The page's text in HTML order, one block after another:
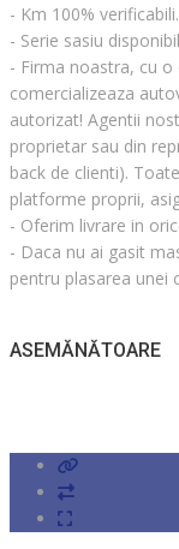
- Km 100%
- Serie sasiu
- Firma noastra, cu
comercializeaza
autorizat! Agentii
proprietar sau din
back de clienti).
platforme proprii,
- Oferim livrare in
- Daca nu ai gasit
pentru plasarea unei
ASEMĂNĂTOARE